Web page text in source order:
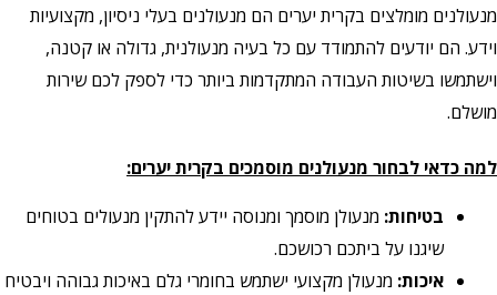
מומלצים בקרית יערים הם מנעולנים בעלי ניסיון, מקצועיות
יודעים להתמודד עם כל בעיה מנעולנית, גדולה או קטנה,
בשיטות העבודה המתקדמות ביותר כדי לספק לכם שירות
לבחור מנעולנים מוסמכים בקרית יערים:
בטיחות:מנעולן מוסמך ומנוסה יידע להתקין מנעולים בטוחים
שיגנו על ביתכם רכושכם.
איכות:מנעולן מקצועי ישתמש בחומרי גלם באיכות גבוהה ויבטיח